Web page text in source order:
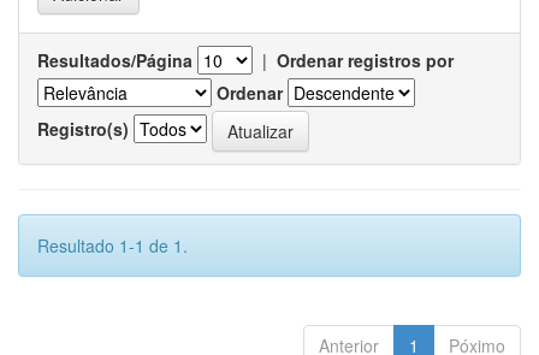
Resultados/Página | Ordenar registros por
Ordenar
Registro(s)
Resultado 1-1 de 1.
Anterior 1 Póximo